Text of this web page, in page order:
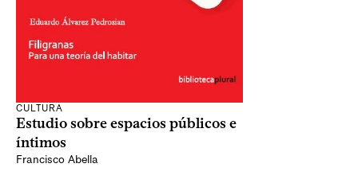
CULTURA
Estudio sobre espacios públicos e
íntimos
Francisco Abella